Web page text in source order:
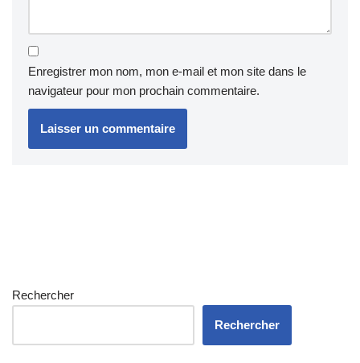
Enregistrer mon nom, mon e-mail et mon site dans le
navigateur pour mon prochain commentaire.
Rechercher
Rechercher